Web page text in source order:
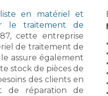
en matériel et
le traitement de
cette entreprise
de traitement de
assure également
stock de pièces de
des clients en
de réparation de